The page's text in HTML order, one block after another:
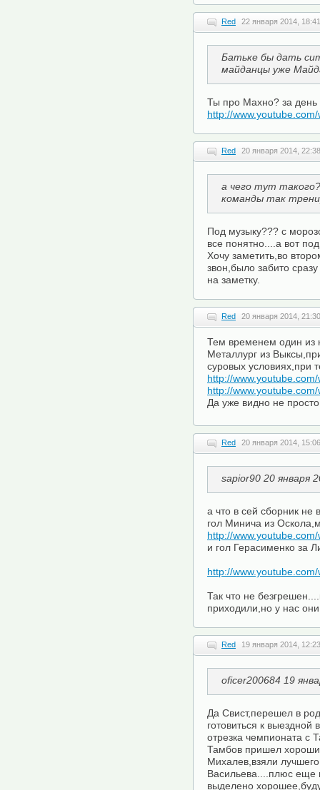
Red 22 января 2014, 18:41
Батьке бы дать
майданцы уже
Ты про Махно? за день
http://
Red 20 января 2014, 22:38
а чего тут
команды так
Под музыку??? с
все понятно....а вот
Хочу заметить,во
звон,было забито
на заметку.
Red 20 января 2014, 21:30
Тем временем один из
Металлург из
суровых условиях,при
http://
http://
Да уже видно не
Red 20 января 2014, 15:06
sapior90 20 января
а что в сей сборник не
гол Минича из
http://
и гол Герасименко за
http://
Так что не
приходили,но у нас
Red 19 января 2014, 12:23
oficer200684 19
Да Свист,перешел в
готовиться к выездной
отрезка чемпионата с
Тамбов пришел
Михалев,взяли
Васильева....плюс еще
выделено